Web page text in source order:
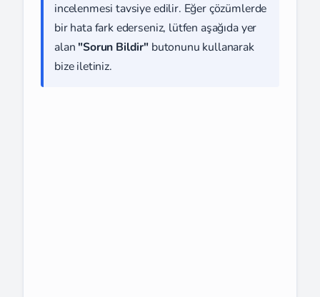
incelenmesi tavsiye edilir. Eğer çözümlerde
bir hata fark ederseniz, lütfen aşağıda yer
alan "Sorun Bildir" butonunu kullanarak
bize iletiniz.